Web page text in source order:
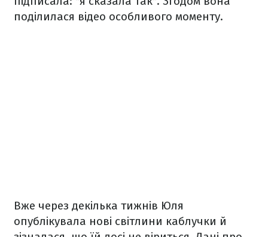
поділилася відео особливого моменту.
Вже через декілька тижнів Юля
опублікувала нові світлини каблучки й